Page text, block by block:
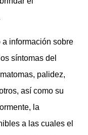
información sobre
síntomas del
palidez,
así como su
la
a las cuales el